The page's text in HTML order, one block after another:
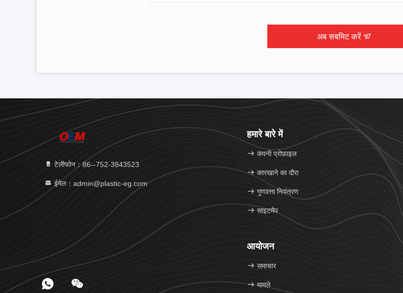
अब सबमिट करें
टेलीफोन：86--752-3843523
ईमेल：admin@plastic-eg.com
हमारे बारे में
कंपनी प्रोफ़ाइल
कारखाने का दौरा
गुणवत्ता नियंत्रण
साइटमैप
आयोजन
समाचार
मामले